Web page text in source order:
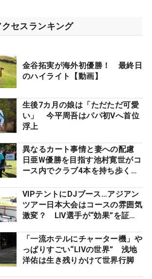
セスランキング
金谷拓実が海外初優勝！ 最終日
のハイライト【動画】
生後7カ月の娘は「ただただ可愛
い」 今平周吾はパパ初Vへ首位
浮上
異なるカート事情と妻への配慮
日亜W優勝を目指す池村寛世がコ
ース内でクラブ4本を持ち歩く理
VIPテントにDJブース…アジアン
ツアー日本大会はコースの雰囲気
激変？ LIV選手が“効果”を証言
「一流ホテルにチャーター機」や
っぱりすごい“LIVの世界” 浅地
洋佑は生き残りかけて世界行脚